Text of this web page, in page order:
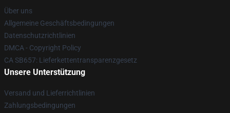
Über uns
Allgemeine Geschäftsbedingungen
Datenschutzrichtlinien
DMCA - Copyright Policy
CA SB657: Lieferkettentransparenzgesetz
Unsere Unterstützung
Versand und Lieferrichtlinien
Zahlungsbedingungen